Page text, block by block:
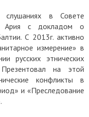
в Совете
Ария с докладом о
С 2013г. активно
измерение» в
русских этнических
на этой
конфликты в
и «Преследование